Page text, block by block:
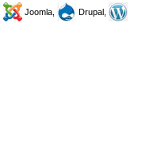
Joomla,
Drupal,